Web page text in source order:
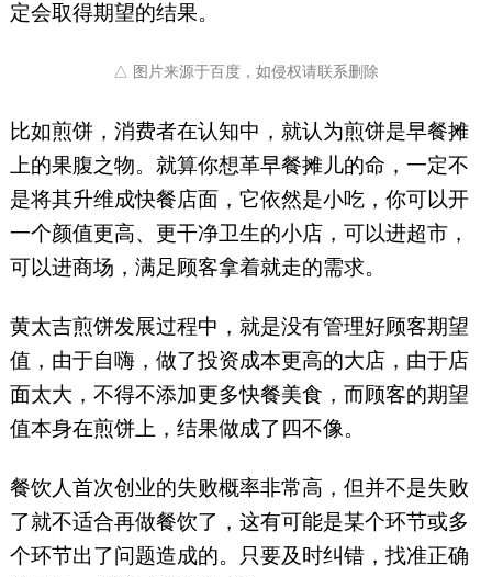
定会取得期望的结果。
△ 图片来源于百度，如侵权请联系删除
比如煎饼，消费者在认知中，就认为煎饼是早餐摊
上的果腹之物。就算你想革早餐摊儿的命，一定不
是将其升维成快餐店面，它依然是小吃，你可以开
一个颜值更高、更干净卫生的小店，可以进超市，
可以进商场，满足顾客拿着就走的需求。
黄太吉煎饼发展过程中，就是没有管理好顾客期望
值，由于自嗨，做了投资成本更高的大店，由于店
面太大，不得不添加更多快餐美食，而顾客的期望
值本身在煎饼上，结果做成了四不像。
餐饮人首次创业的失败概率非常高，但并不是失败
了就不适合再做餐饮了，这有可能是某个环节或多
个环节出了问题造成的。只要及时纠错，找准正确